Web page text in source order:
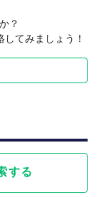
？
てみましょう！
する